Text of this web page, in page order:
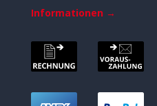
Informationen →